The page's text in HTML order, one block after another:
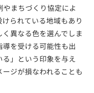
まちづくり協定によ
られている地域もあり
異なる色を選んでしま
を受ける可能性も出
」という印象を与え
ジが損なわれることも